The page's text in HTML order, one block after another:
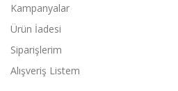
Kampanyalar
Ürün İadesi
Siparişlerim
Alışveriş Listem